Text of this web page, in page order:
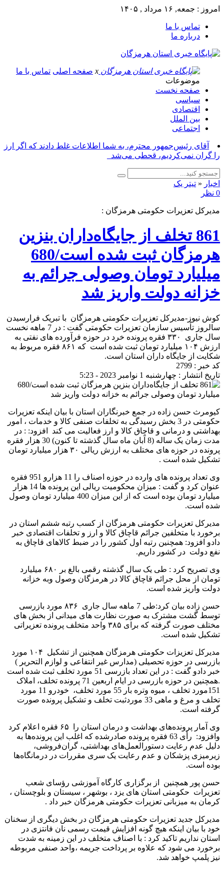
امروز : جمعه, ۱۶ مرداد , ۱۴۰۵
تماس با ما
درباره ما
x صفحه اصلی تماس با ما
موضوعات
صفحه نخست
سیاسی
اقتصادی
بین الملل
اجتماعی
آقای رئیس‌جمهور محترم، به شما اطلاعات غلط دادند که اگر ارز
را گران نمی‌کردیم، قحطی می‌شد_
اخبار « تیتر یک
0 نظر
مدیرکل تعزیرات حکومتی هرمزگان :
861 تخلف از جایگاه‌داران بنزین
هرمزگان ثبت شده است/680
میلیارد تومان وصولی جرائم به
خزانه دولت واریز شد
کوش نیوز-مدیرکل تعزیرات حکومتی هرمزگان با تبریک فرارسیدن
سالروز تأسیس سازمان تعزیرات حکومتی گفت : در 7 ماهه نخست
سال جاری ۳۳۰ فقره پرونده خرد در حوزه فرآورده های نفتی به
ارزش ۱۰۴ میلیارد تومان ثبت شده است که ۸۶۱ فقره مربوط به
شکایت از جایگاه داران استان است.
کد خبر : 2799
تاریخ انتشار : چهارشنبه 1 نوامبر 2023 - 5:23
کیومرث حسن زاده در جمع خبرنگاران استان با بیان اینکه تعزیرات
حکومتی در 3 بخش رسیدگی به تخلفات صنفی کالا و خدمات ، امور
بهداشتی و درمانی و قاچاق کالا و ارز فعالیت می کند افزود: : در
مدت زمان یک ساله (8 آبان ماه سال گذشته تا کنون) 30 هزار فقره
پرونده در حوزه های مختلف به ارزش ریالی ۳۰ هزار میلیارد تومان
تشکیل شده است .
وی تعداد پرونده های وارده در حوزه اصناف را 11 هزارو 951 فقره
عنوان کرد و گفت : میزان محکومیت ریالی این پرونده ها 14 هزار
میلیارد تومان بوده است که از این میزان 400 میلیارد تومان وصول
شده است.
مدیرکل تعزیرات حکومتی هرمزگان از کسب رتبه ششم استان در
برخورد با متخلفین جرائم قاچاق کالا و ارز و تخلفات اقتصادی خبر
دادو افزود: همچنین رتبه اول کشور را در ضبط کالاهای قاچاق به
نفع دولت در کشور داریم.
وی تصریح کرد : طی یک سال گذشته رقمی بالغ بر ۶۸۰ میلیارد
تومان از محل جرائم قاچاق کالا در هرمزگان وصول وبه خزانه
دولت واریز شده است.
حسن زاده بیان کرد:طی 7 ماهه سال جاری ۸۳۶ مورد بازرسی
توسط گشت مشترک به صورت نظارت های میدانی از بخش های
مختلف صورت گرفته که برای ۳۸۵ واحد متخلف پرونده تعزیراتی
تشکیل شده است.
مدیرکل تعزیزات حکومتی هرمزگان همچنین از تشکیل ۱۰۴ مورد
بازرسی در حوزه تحصیلی (مدارس غیر انتفاعی و لوازم التحریر )
خبر دادو گفت : در این تعداد بازرسی 51 مورد تخلف ثبت شده است
.همچنین در حوزه بازرسی در ایام اربعین 71 پرونده تخلف، املاک
151مورد تخلف ، میوه وتره بار 55 مورد تخلف، خودرو 11 مورد
تخلف و مرغ و ماهی 33 موردثبت تخلف و تشکیل پرونده صورت
گرفته است.
وی آمار پرونده‌های بهداشت و درمان استان را ۶۵ فقره اعلام کرد
وافزود: رأی 63 فقره پرونده صادرشده که اغلب این پرونده‌ها به
دلیل عدم رعایت دستورالعمل‌های بهداشتی، گران‌فروشی،
زیرمیزی پزشکان و عدم رعایت یک سری مقررات در درمانگاه‌ها
بوده است.
حسن پور همچنین از برگزاری کارگاه آموزشی رؤسای شعب
تعزیرات حکومتی استان های یزد ، بوشهر ، سیستان و بلوچستان ،
کرمان به میزبانی تعزیرات حکومتی هرمزگان خبر داد .
مدیرکل جدید تعزیرات حکومتی هرمزگان در بخش دیگری از سخنان
خود با بیان اینکه هیچ گونه افزایش قیمت رسمی نان فانتزی در
استان نداریم تاکید کرد : با اصناف متخلف در این زمینه به شدت
برخورد می شود که علاوه بر پرداخت جریمه ،واحد صنفی مربوطه
نیز پلمپ خواهد شد.